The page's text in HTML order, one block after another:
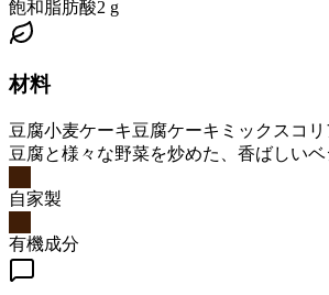
飽和脂肪酸2 g
材料
豆腐小麦ケーキ豆腐ケーキミックス コ
豆腐と様々な野菜を炒めた、香ばしい
自家製
有機成分